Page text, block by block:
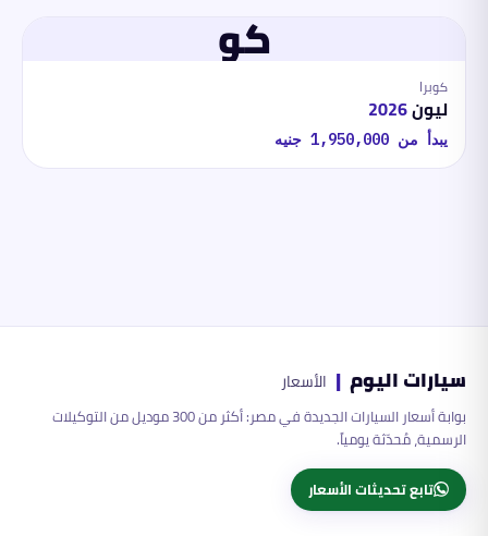
كو
كوبرا
ليون2026
يبدأ من 1,950,000 جنيه
سيارات اليوم | الأسعار
بوابة أسعار السيارات الجديدة في مصر: أكثر من 300 موديل من التوكيلات
الرسمية، مُحدّثة يومياً.
تابع تحديثات الأسعار